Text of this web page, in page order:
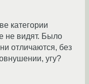
категории
не видят. Было
отличаются, без
угу?